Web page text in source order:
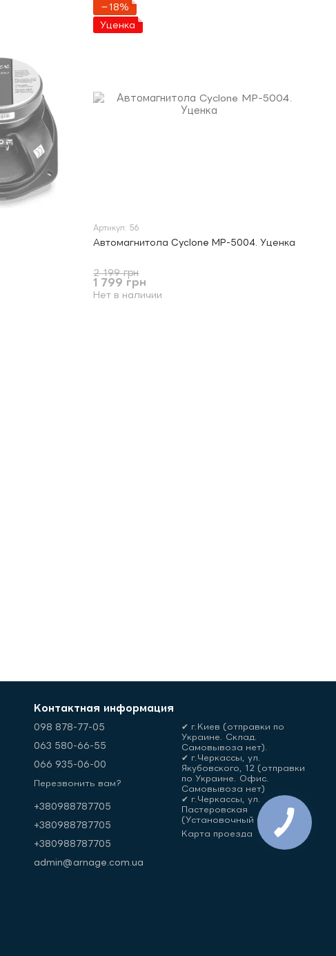
−18%
Уценка
Артикул: 56
Автомагнитола Cyclone MP-5004. Уценка
2 199 грн
1 799 грн
Нет в наличии
Контактная информация
098 878-77-05
063 580-66-55
066 935-06-00
Перезвонить вам?
+380988787705
+380988787705
+380988787705
admin@arnage.com.ua
✔ г.Киев (отправки по
Украине. Склад.
Самовывоза нет).
✔ г.Черкассы, ул.
Якубовского, 12 (отправки
по Украине. Офис.
Самовывоза нет)
✔ г.Черкассы, ул.
Пастеровская
(Установочный центр)
Карта проезда